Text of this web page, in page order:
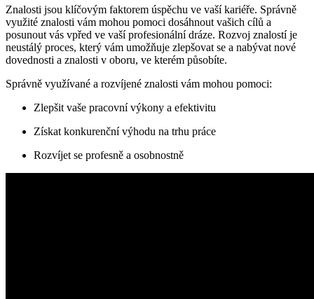
Znalosti jsou klíčovým faktorem úspěchu ve vaší kariéře. Správně
využité znalosti vám mohou pomoci dosáhnout vašich cílů a
posunout vás vpřed ve vaší profesionální dráze. Rozvoj znalostí je
neustálý proces, který vám umožňuje zlepšovat se a nabývat nové
dovednosti a znalosti v oboru, ve kterém působíte.
Správně využívané a rozvíjené znalosti vám mohou pomoci:
Zlepšit vaše pracovní výkony a efektivitu
Získat konkurenční výhodu na trhu práce
Rozvíjet se profesně a osobnostně